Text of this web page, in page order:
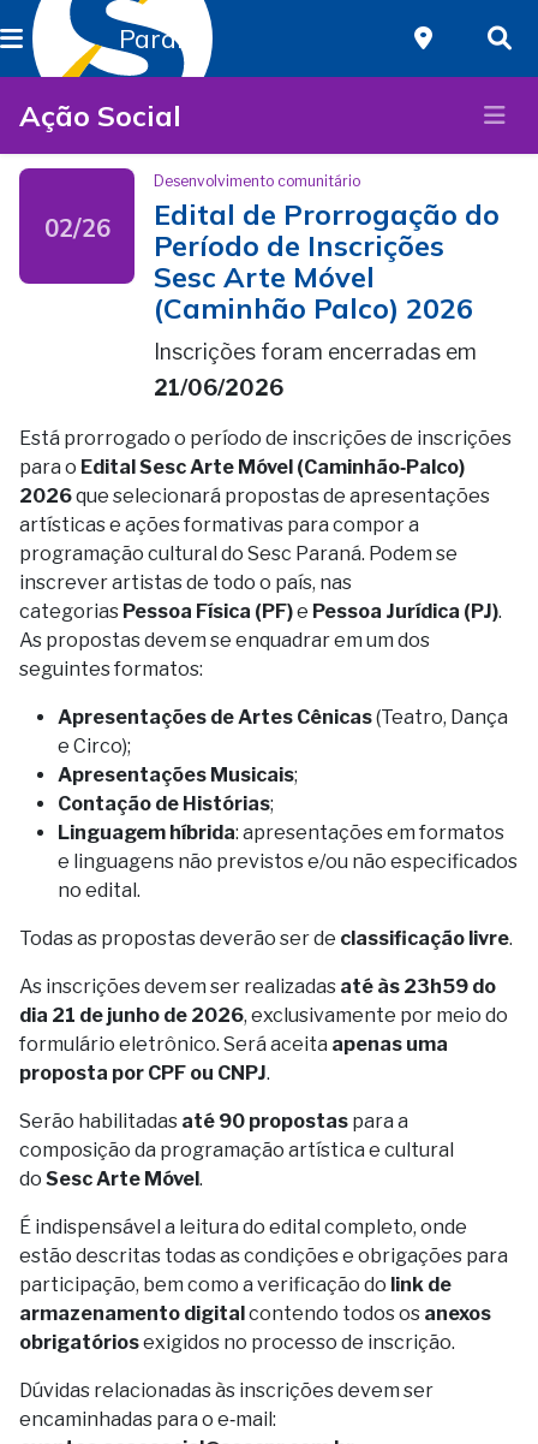
Paraná
Ação Social
02/26
Desenvolvimento comunitário
Edital de Prorrogação do
Período de Inscrições
Sesc Arte Móvel
(Caminhão Palco) 2026
Inscrições foram encerradas em
21/06/2026
Está prorrogado o período de inscrições de inscrições
para o Edital Sesc Arte Móvel (Caminhão‑Palco)
2026que selecionará propostas de apresentações
artísticas e ações formativas para compor a
programação cultural do Sesc Paraná. Podem se
inscrever artistas de todo o país, nas
categorias Pessoa Física (PF)e Pessoa Jurídica (PJ).
As propostas devem se enquadrar em um dos
seguintes formatos:
Apresentações de Artes Cênicas(Teatro, Dança
e Circo);
Apresentações Musicais;
Contação de Histórias;
Linguagem híbrida: apresentações em formatos
e linguagens não previstos e/ou não especificados
no edital.
Todas as propostas deverão ser de classificação livre.
As inscrições devem ser realizadas até às 23h59 do
dia 21 de junho de 2026, exclusivamente por meio do
formulário eletrônico. Será aceita apenas uma
proposta por CPF ou CNPJ.
Serão habilitadas até 90 propostas para a
composição da programação artística e cultural
do Sesc Arte Móvel .
É indispensável a leitura do edital completo, onde
estão descritas todas as condições e obrigações para
participação, bem como a verificação do link de
armazenamento digital contendo todos os anexos
obrigatóriosexigidos no processo de inscrição.
Dúvidas relacionadas às inscrições devem ser
encaminhadas para o e‑mail: